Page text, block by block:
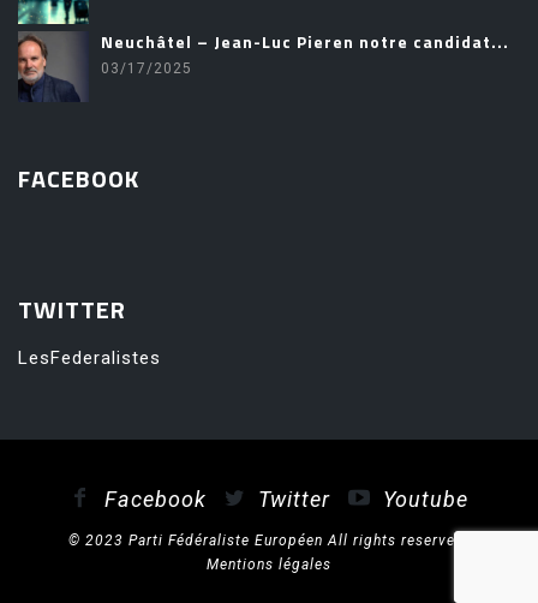
Neuchâtel – Jean-Luc Pieren notre candidat...
03/17/2025
FACEBOOK
TWITTER
LesFederalistes
Facebook Twitter Youtube
© 2023 Parti Fédéraliste Européen All rights reserved.
Mentions légales